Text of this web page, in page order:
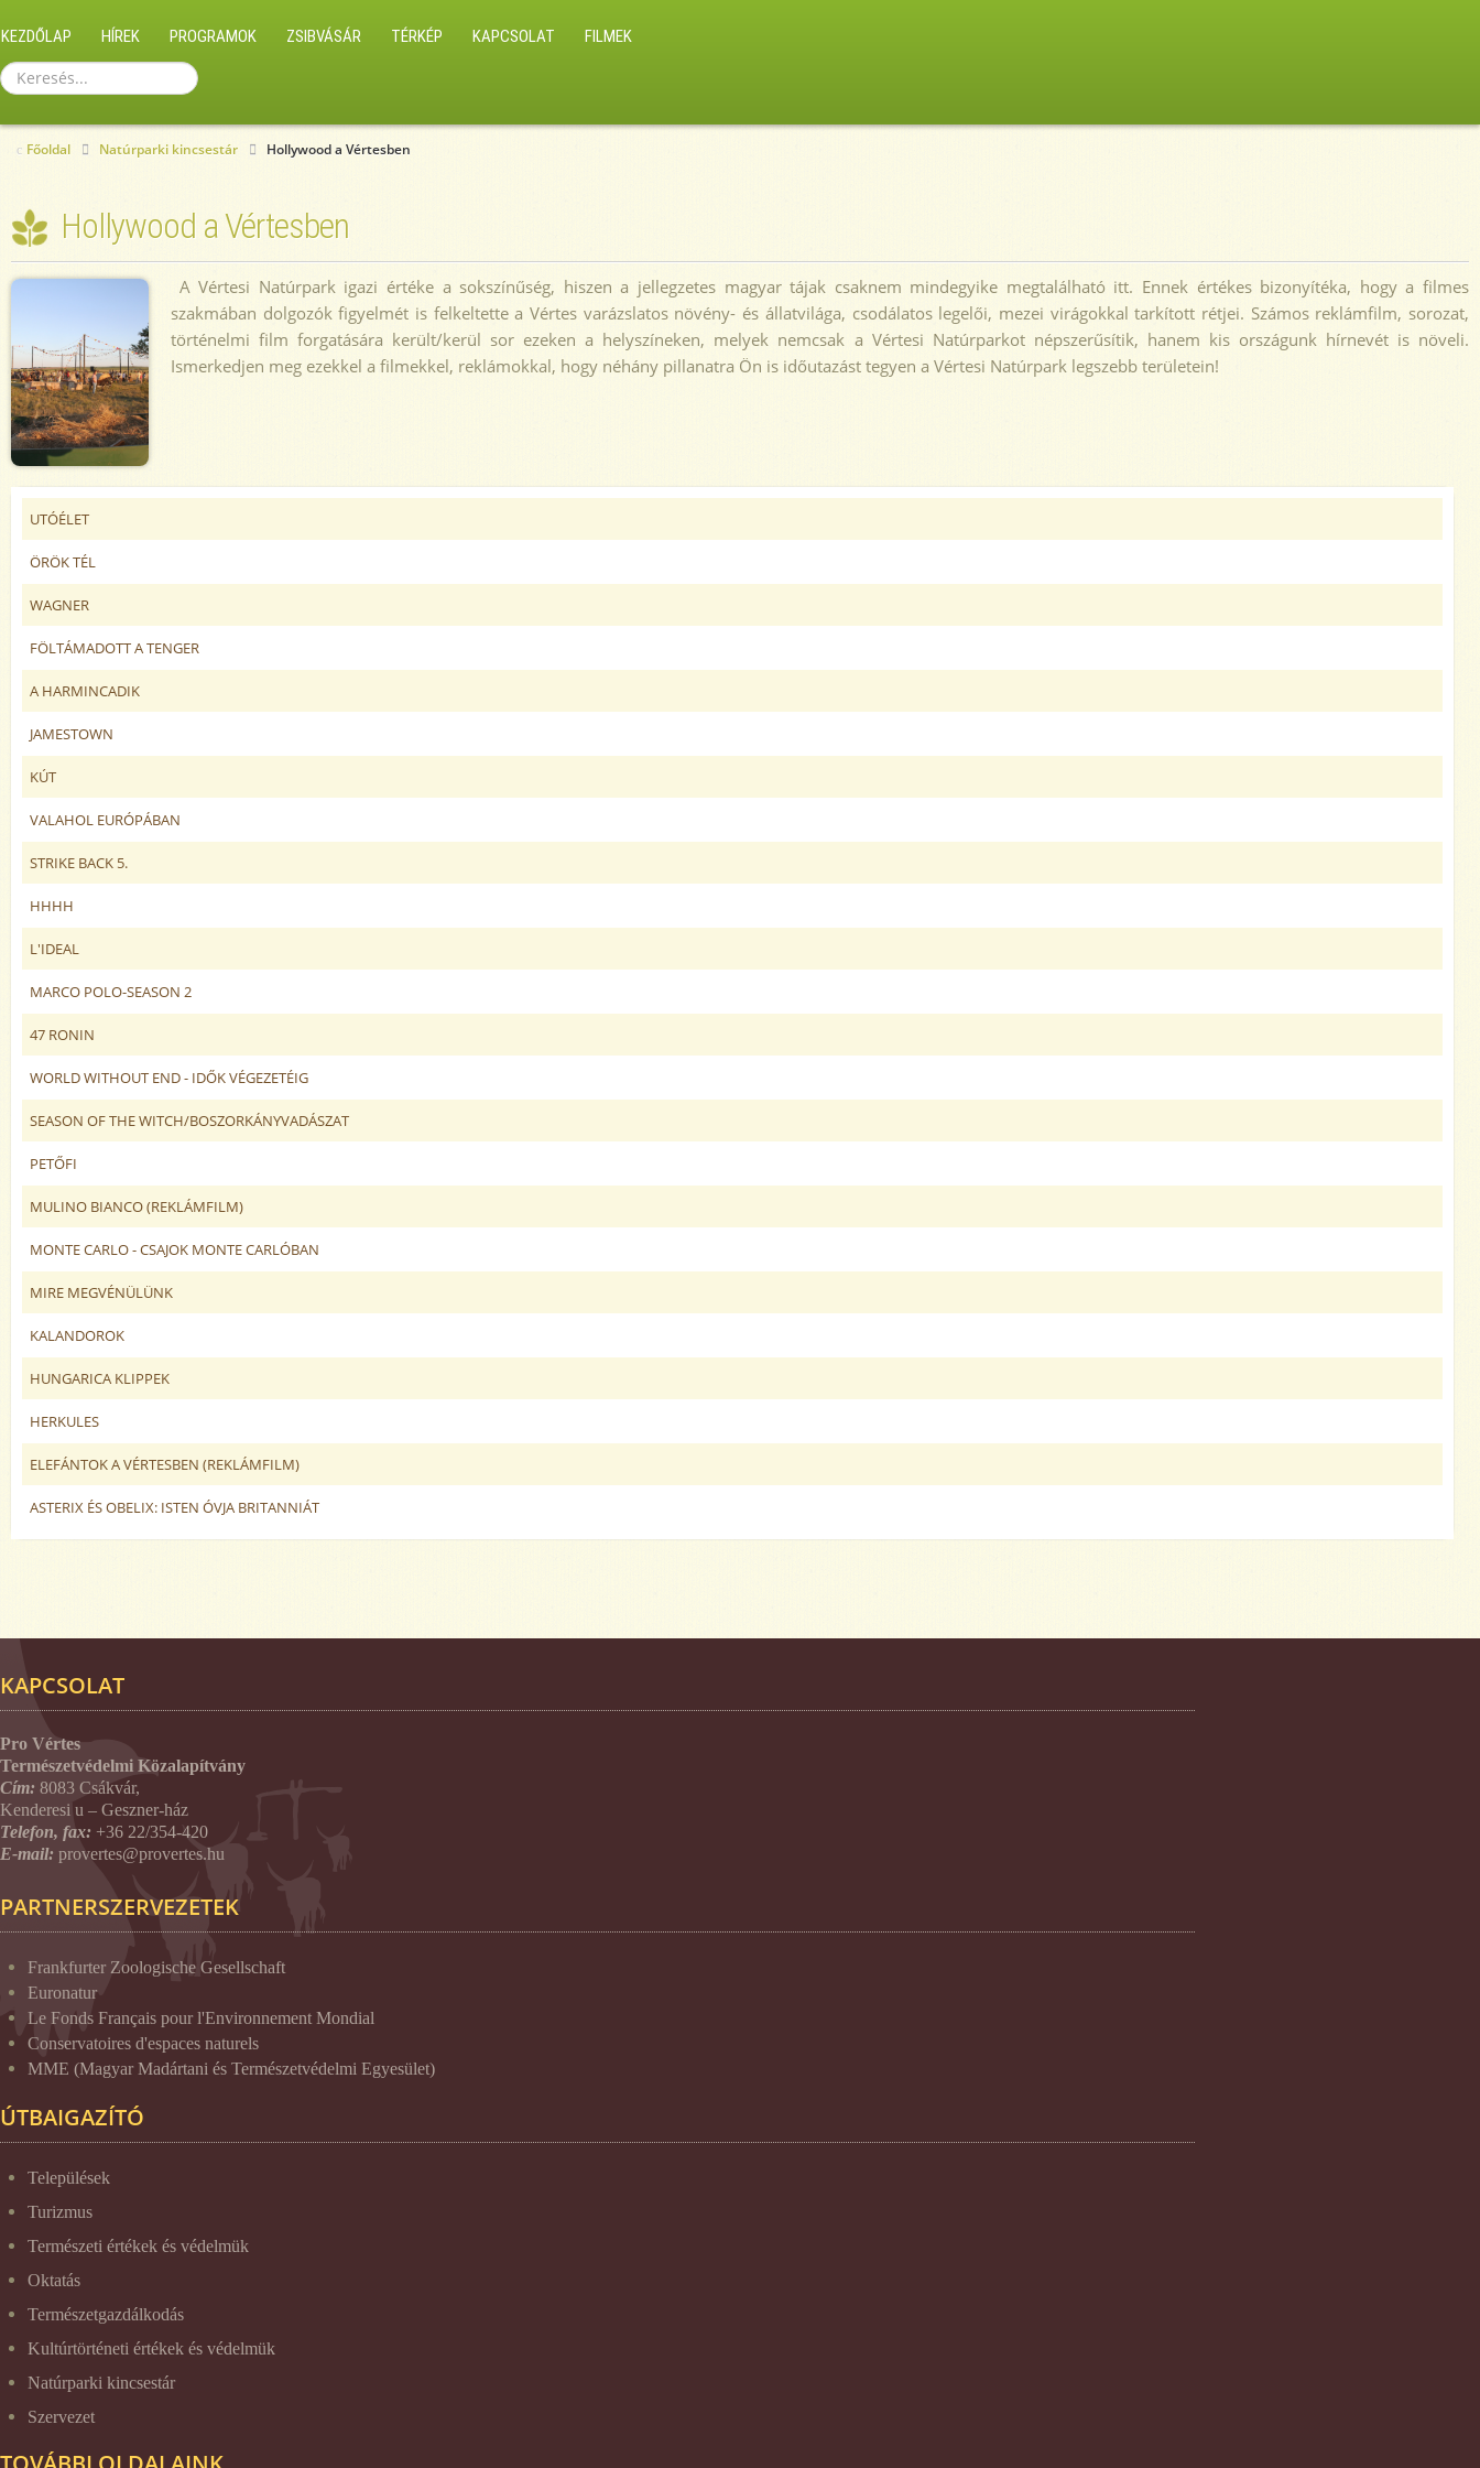
KEZDŐLAP HÍREK PROGRAMOK ZSIBVÁSÁR TÉRKÉP KAPCSOLAT FILMEK
Keresés...
Főoldal Natúrparki kincsestár Hollywood a Vértesben
Hollywood a Vértesben
A Vértesi Natúrpark igazi értéke a sokszínűség, hiszen a jellegzetes magyar tájak csaknem mindegyike megtalálható itt. Ennek értékes bizonyítéka, hogy a filmes
szakmában dolgozók figyelmét is felkeltette a Vértes varázslatos növény- és állatvilága, csodálatos legelői, mezei virágokkal tarkított rétjei. Számos reklámfilm, sorozat,
történelmi film forgatására került/kerül sor ezeken a helyszíneken, melyek nemcsak a Vértesi Natúrparkot népszerűsítik, hanem kis országunk hírnevét is növeli.
Ismerkedjen meg ezekkel a filmekkel, reklámokkal, hogy néhány pillanatra Ön is időutazást tegyen a Vértesi Natúrpark legszebb területein!
UTÓÉLET
ÖRÖK TÉL
WAGNER
FÖLTÁMADOTT A TENGER
A HARMINCADIK
JAMESTOWN
KÚT
VALAHOL EURÓPÁBAN
STRIKE BACK 5.
HHHH
L'IDEAL
MARCO POLO-SEASON 2
47 RONIN
WORLD WITHOUT END - IDŐK VÉGEZETÉIG
SEASON OF THE WITCH/BOSZORKÁNYVADÁSZAT
PETŐFI
MULINO BIANCO (REKLÁMFILM)
MONTE CARLO - CSAJOK MONTE CARLÓBAN
MIRE MEGVÉNÜLÜNK
KALANDOROK
HUNGARICA KLIPPEK
HERKULES
ELEFÁNTOK A VÉRTESBEN (REKLÁMFILM)
ASTERIX ÉS OBELIX: ISTEN ÓVJA BRITANNIÁT
KAPCSOLAT
Pro Vértes
Természetvédelmi Közalapítvány
Cím: 8083 Csákvár,
Kenderesi u – Geszner-ház
Telefon, fax: +36 22/354-420
E-mail: provertes@provertes.hu
PARTNERSZERVEZETEK
Frankfurter Zoologische Gesellschaft
Euronatur
Le Fonds Français pour l'Environnement Mondial
Conservatoires d'espaces naturels
MME (Magyar Madártani és Természetvédelmi Egyesület)
ÚTBAIGAZÍTÓ
Települések
Turizmus
Természeti értékek és védelmük
Oktatás
Természetgazdálkodás
Kultúrtörténeti értékek és védelmük
Natúrparki kincsestár
Szervezet